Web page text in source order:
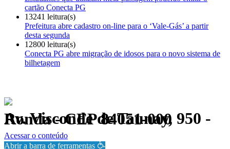
cartão Conecta PG
13241 leitura(s)
Prefeitura abre cadastro on-line para o ‘Vale-Gás’ a partir
desta segunda
12800 leitura(s)
Conecta PG abre migração de idosos para o novo sistema de
bilhetagem
Av. Visconde de Taunay, 950 - Ronda - CEP 84051-000
Política de Privacidade.
Acessar o conteúdo
Abrir a barra de ferramentas